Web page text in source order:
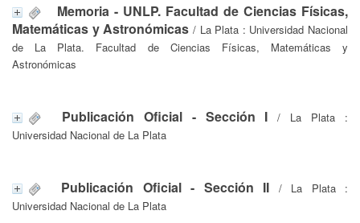
Memoria - UNLP. Facultad de Ciencias Físicas,
Matemáticas y Astronómicas / La Plata : Universidad Nacional
de La Plata. Facultad de Ciencias Físicas, Matemáticas y
Astronómicas
Publicación Oficial - Sección I / La Plata :
Universidad Nacional de La Plata
Publicación Oficial - Sección II / La Plata :
Universidad Nacional de La Plata